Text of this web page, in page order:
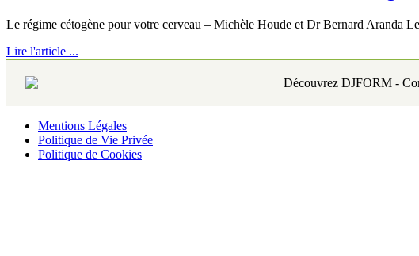
Le régime cétogène pour votre cerveau – Michèle Houde et Dr Bernard Aranda
Lire l'article ...
Mentions Légales
Politique de Vie Privée
Politique de Cookies